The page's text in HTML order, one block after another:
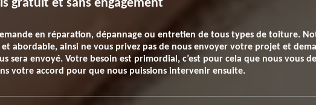
gratuit et sans engagement
en réparation, dépannage ou entretien de tous types de toiture.
abordable, ainsi ne vous privez pas de nous envoyer votre projet et
envoyé. Votre besoin est primordial, c’est pour cela que nous vous
votre accord pour que nous puissions intervenir ensuite.